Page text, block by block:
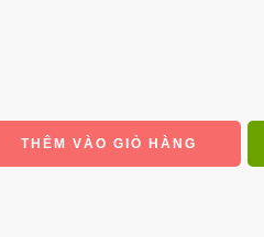
THÊM VÀO GIỎ HÀNG